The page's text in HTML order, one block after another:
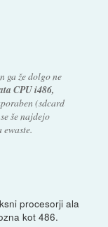
ga že dolgo ne
CPU i486,
(sdcard
še najdejo
procesorji ala
kot 486.